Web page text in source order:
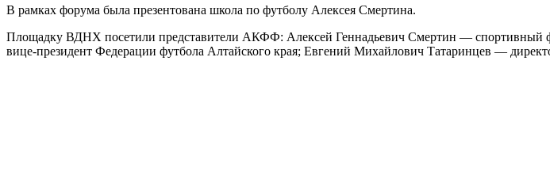
В рамках форума была презентована школа по футболу Алексея Смертина.
Площадку ВДНХ посетили представители АКФФ: Алексей Геннадьевич Смертин — спортивный
вице-президент Федерации футбола Алтайского края; Евгений Михайлович Татаринцев —